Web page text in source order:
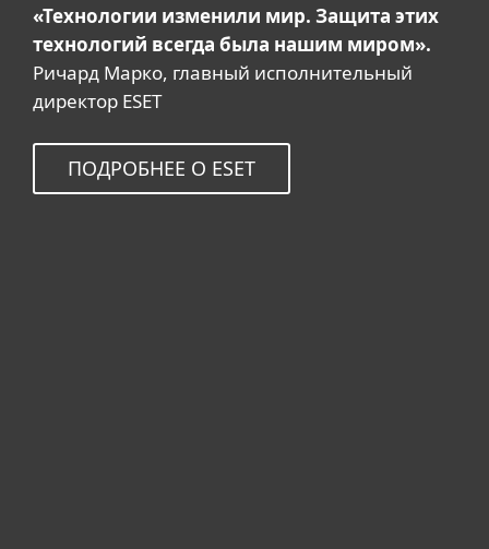
«Технологии изменили мир. Защита этих
технологий всегда была нашим миром».
Ричард Марко, главный исполнительный
директор ESET
ПОДРОБНЕЕ О ESET